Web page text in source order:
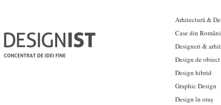
Arhitectură &
Case din
Designeri &
Design de obiect
Design hibrid
Graphic Design
Design în oraș